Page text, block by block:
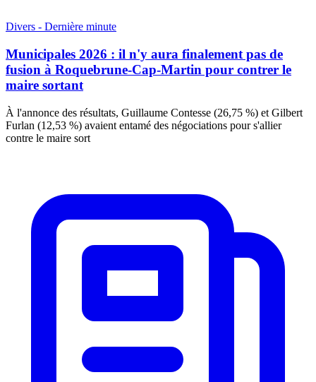
Divers - Dernière minute
Municipales 2026 : il n'y aura finalement pas de
fusion à Roquebrune-Cap-Martin pour contrer le
maire sortant
À l'annonce des résultats, Guillaume Contesse (26,75 %) et Gilbert
Furlan (12,53 %) avaient entamé des négociations pour s'allier
contre le maire sort